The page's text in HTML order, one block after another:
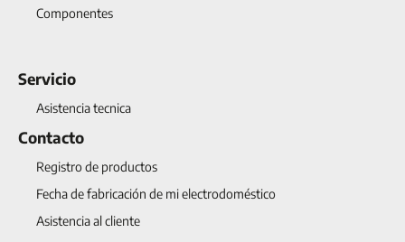
Componentes
Servicio
Asistencia tecnica
Contacto
Registro de productos
Fecha de fabricación de mi electrodoméstico
Asistencia al cliente